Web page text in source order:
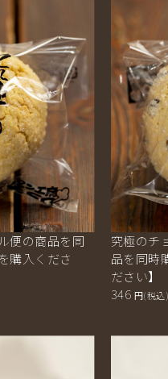
便の商品を同
購入くださ
究極のチ
品を同時
ださい】
346 円(税込)